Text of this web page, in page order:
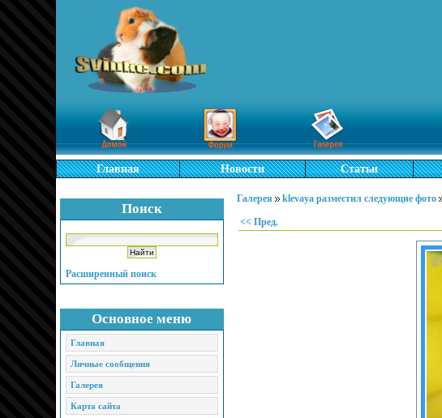
Главная Новости Статьи
Поиск
Расширенный поиск
Основное меню
Главная
Личные сообщения
Галерея
Карта сайта
Галерея klevaya разместил следующие фото
<< Пред.